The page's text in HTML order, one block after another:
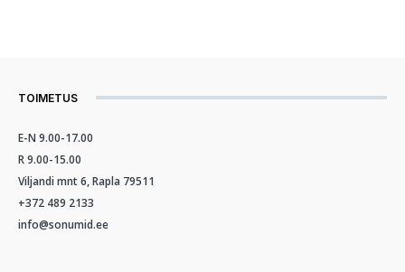
TOIMETUS
E-N 9.00-17.00
R 9.00-15.00
Viljandi mnt 6, Rapla 79511
+372 489 2133
info@sonumid.ee